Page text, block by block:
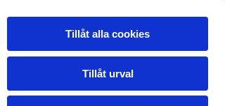
Tillåt alla cookies
Tillåt urval
Kontakt
BOKA TID
ONLINE